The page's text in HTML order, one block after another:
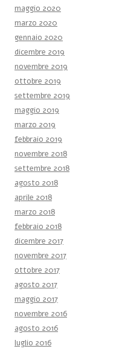
maggio 2020
marzo 2020
gennaio 2020
dicembre 2019
novembre 2019
ottobre 2019
settembre 2019
maggio 2019
marzo 2019
febbraio 2019
novembre 2018
settembre 2018
agosto 2018
aprile 2018
marzo 2018
febbraio 2018
dicembre 2017
novembre 2017
ottobre 2017
agosto 2017
maggio 2017
novembre 2016
agosto 2016
luglio 2016